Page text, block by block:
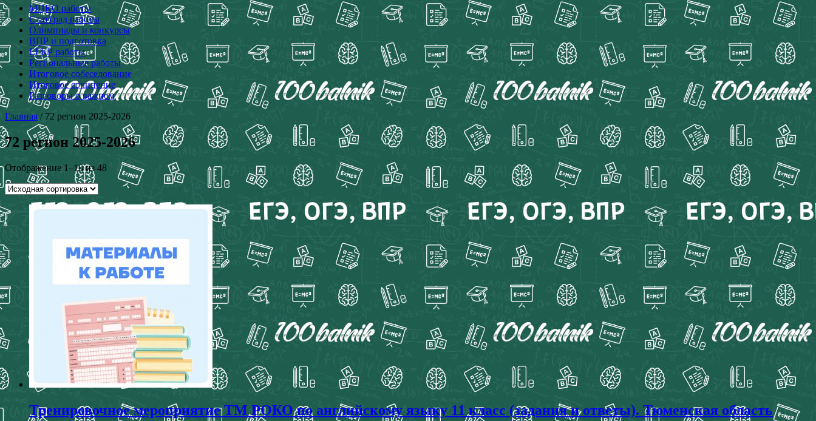
МЦКО работы
СтатГрад работы
Олимпиады и конкурсы
ВПР и подготовка
ЕГКР работы
Региональные работы
Итоговое собеседование
Итоговое сочинение
Разговоры о важном
Главная / 72 регион 2025-2026
72 регион 2025-2026
Отображение 1–16 из 48
Тренировочное мероприятие ТМ РОКО по английскому языку 11 класс (задания и ответы). Тюменская область